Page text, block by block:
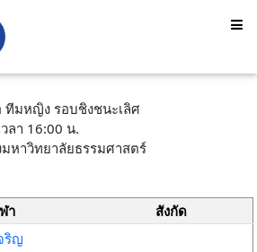
ทีมหญิง รอบชิงชนะเลิศ
ลา 16:00 น.
หาวิทยาลัยธรรมศาสตร์
า สังกัด
ริญ